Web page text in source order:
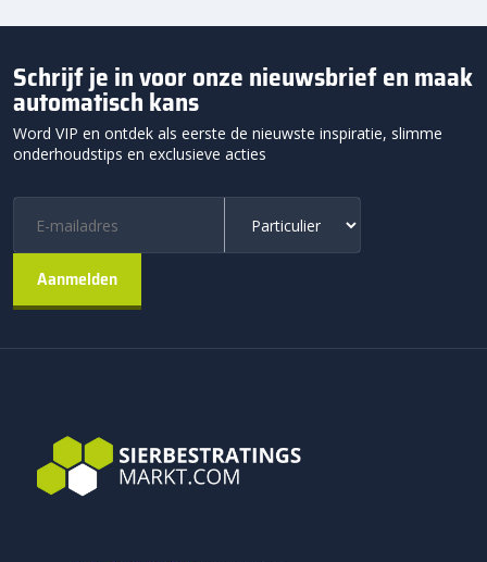
Schrijf je in voor onze nieuwsbrief en maak
automatisch kans
Word VIP en ontdek als eerste de nieuwste inspiratie, slimme
onderhoudstips en exclusieve acties